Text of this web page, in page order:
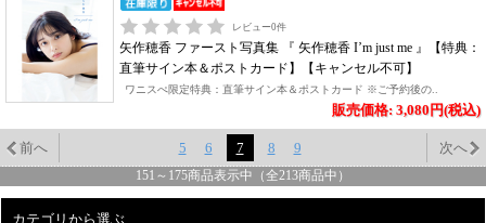
レビュー0件
矢作穂香 ファースト写真集 『 矢作穂香 I’m just me 』【特典：
直筆サイン本＆ポストカード】【キャンセル不可】
ワニスぺ限定特典：直筆サイン本＆ポストカード ※ご予約後の..
販売価格: 3,080円(税込)
前へ 5 6 7 8 9 次へ
151 ～ 175商品表示中（全213商品中）
カテゴリから選ぶ